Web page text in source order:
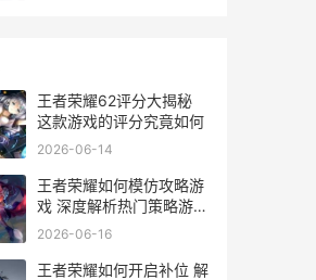
王者荣耀62评分大揭秘
这款游戏的评分究竟如何
2026-06-14
王者荣耀如何模仿攻略游
戏 深度解析热门策略游戏
模仿之道
2026-06-16
王者荣耀如何开启补位 解